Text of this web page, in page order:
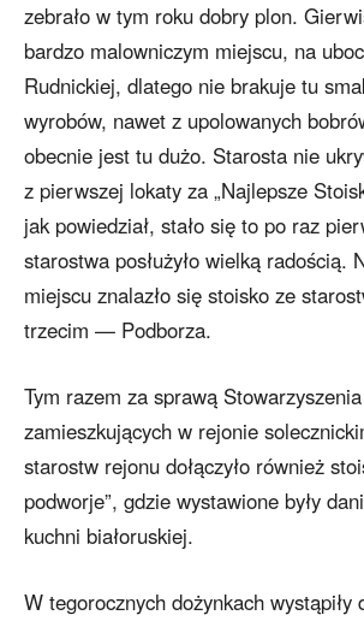
zebrało w tym roku dobry plon.
bardzo malowniczym miejscu, na
Rudnickiej, dlatego nie brakuje tu
wyrobów, nawet z upolowanych
obecnie jest tu dużo. Starosta nie
z pierwszej lokaty za „Najlepsze
jak powiedział, stało się to po raz
starostwa posłużyło wielką radością.
miejscu znalazło się stoisko ze
trzecim — Podborza.
Tym razem za sprawą
zamieszkujących w rejonie
starostw rejonu dołączyło również
podworje”, gdzie wystawione były
kuchni białoruskiej.
W tegorocznych dożynkach wystąpiły